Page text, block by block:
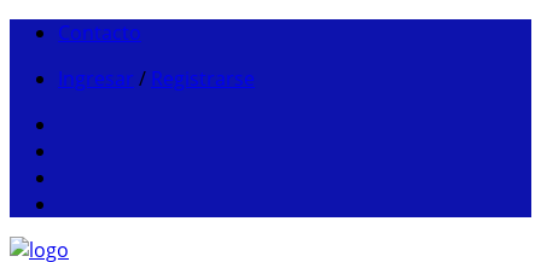
Contacto
Ingresar / Registrarse